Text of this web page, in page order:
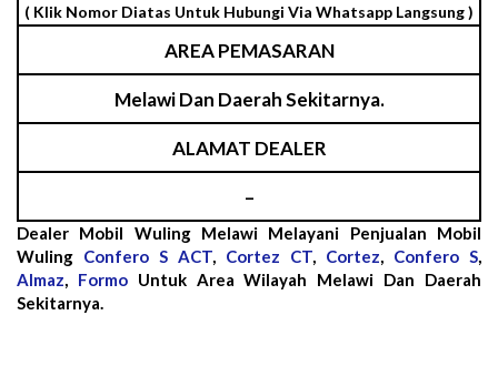
( Klik Nomor Diatas Untuk Hubungi Via Whatsapp Langsung )
AREA PEMASARAN
Melawi Dan Daerah Sekitarnya.
ALAMAT DEALER
–
Dealer Mobil Wuling Melawi Melayani Penjualan Mobil
Wuling Confero S ACT, Cortez CT, Cortez, Confero S,
Almaz, FormoUntuk Area Wilayah Melawi Dan Daerah
Sekitarnya.